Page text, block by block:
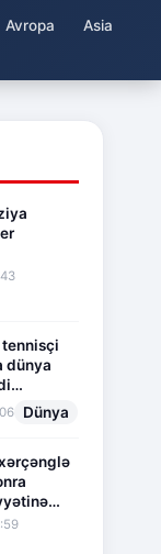
Avropa
Asia
tennisçi
dünya
Dünya